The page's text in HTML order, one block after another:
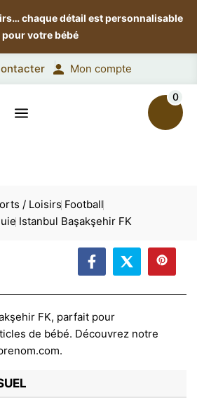
chaque détail est personnalisable
pour votre bébé
Mon compte
0
/ Loisirs Football
Istanbul Başakşehir FK